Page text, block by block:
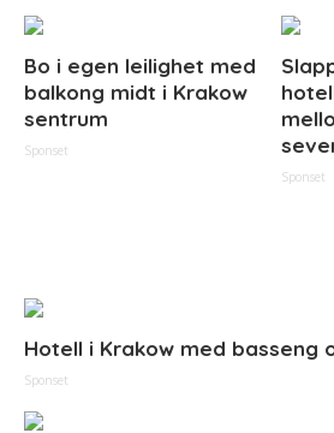
Bo i egen leilighet med
balkong midt i Krakow
sentrum
Sponset
Sponset
Hotell i Krakow med basseng
Sponset